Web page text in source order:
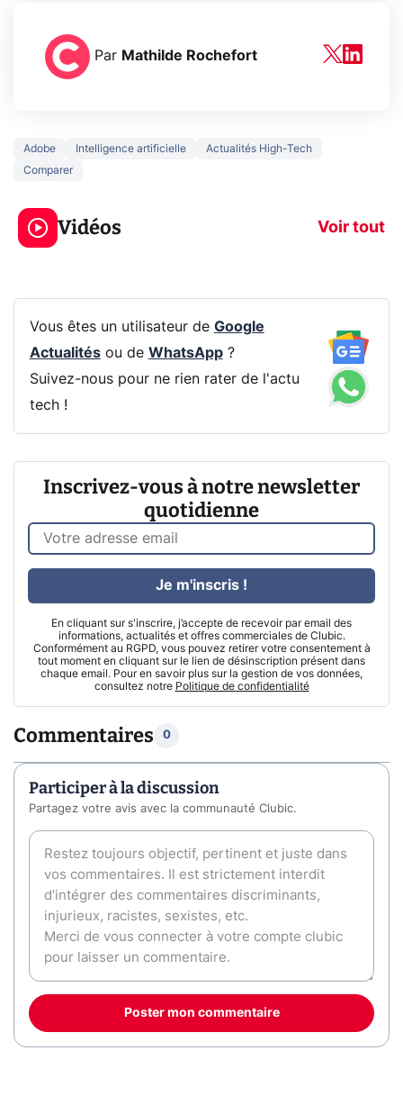
Par Mathilde Rochefort
Adobe Intelligence artificielle
Actualités High-Tech
Comparer
Vidéos Voir tout
3 écrans en 1 pour
319€ ? Voici L'AOC
CQ32G4ZA !
prochaine
Vous êtes un utilisateur de Google
Actualitésou de WhatsApp?
Suivez-nous pour ne rien rater de l'actu
tech !
Inscrivez-vous à notre newsletter
quotidienne
En cliquant sur s'inscrire, j’accepte de recevoir par email des
informations, actualités et offres commerciales de Clubic.
Conformément au RGPD, vous pouvez retirer votre consentement à
tout moment en cliquant sur le lien de désinscription présent dans
chaque email. Pour en savoir plus sur la gestion de vos données,
consultez notre Politique de confidentialité
Je m'inscris !
Commentaires 0
Participer à la discussion
Partagez votre avis avec la communauté Clubic.
Poster mon commentaire